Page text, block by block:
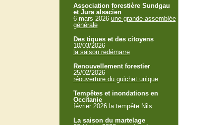
Association forestière Sundgau
et Jura alsacien
6 mars 2026 une grande assemblée
générale
Des tiques et des citoyens
10/03/2026
la saison redémarre
Renouvellement forestier
25/02/2026
réouverture du guichet unique
Tempêtes et inondations en
Occitanie
février 2026 la tempête Nils
La saison du martelage